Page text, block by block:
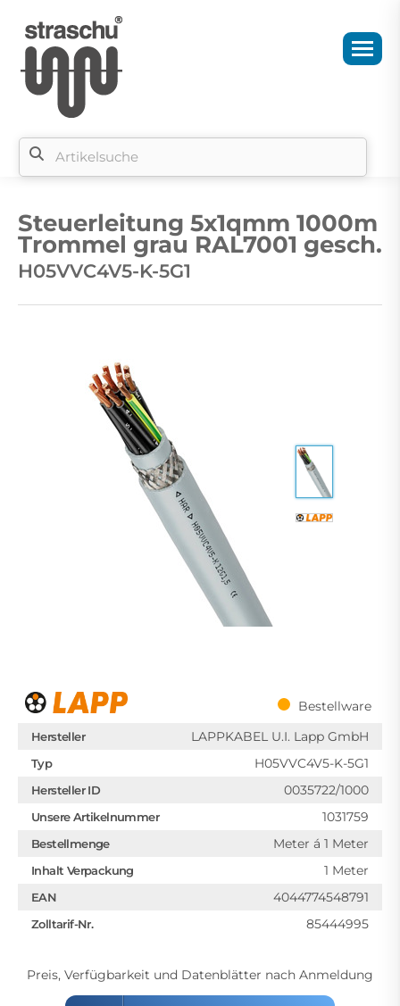
Steuerleitung 5x1qmm 1000m
Trommel grau RAL7001 gesch.
H05VVC4V5-K-5G1
Bestellware
Hersteller LAPPKABEL U.I. Lapp GmbH
Typ H05VVC4V5-K-5G1
Hersteller ID 0035722/1000
Unsere Artikelnummer 1031759
Bestellmenge Meter á 1 Meter
Inhalt Verpackung 1 Meter
EAN 4044774548791
Zolltarif-Nr. 85444995
Preis, Verfügbarkeit und Datenblätter nach Anmeldung